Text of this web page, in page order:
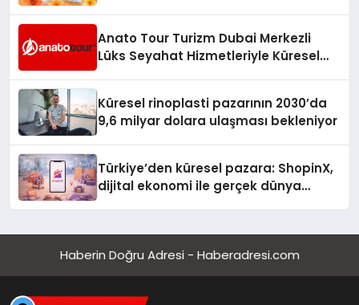
Anato Tour Turizm Dubai Merkezli
Lüks Seyahat Hizmetleriyle Küresel
Küresel rinoplasti pazarının 2030’da
9,6 milyar dolara ulaşması bekleniyor
Türkiye’den küresel pazara: ShopinX,
dijital ekonomi ile gerçek dünya
Haberin Doğru Adresi - Haberadresi.com